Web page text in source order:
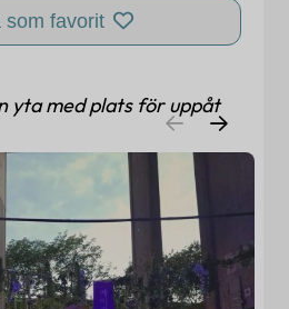
som favorit
yta med plats för uppåt